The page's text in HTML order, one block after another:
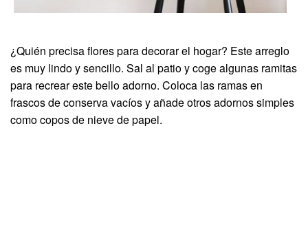
¿Quién precisa flores para decorar el hogar? Este arreglo
es muy lindo y sencillo. Sal al patio y coge algunas ramitas
para recrear este bello adorno. Coloca las ramas en
frascos de conserva vacíos y añade otros adornos simples
como copos de nieve de papel.